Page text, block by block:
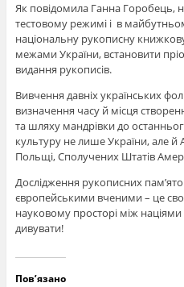
Як повідомила Ганна Горобець,
тестовому режимі і в
національну рукописну
межами України, встановити
видання рукописів.
Вивчення давніх українських
визначення часу й місця
та шляху мандрівки до
культуру не лише України, але й
Польщі, Сполучених Штатів
Дослідження рукописних
європейськими вченими – це
науковому просторі між націями
дивувати!
Пов’язано